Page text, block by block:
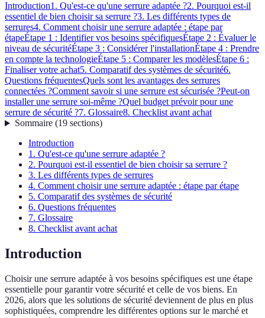
Introduction1. Qu'est-ce qu'une serrure adaptée ?2. Pourquoi est-il
essentiel de bien choisir sa serrure ?3. Les différents types de
serrures4. Comment choisir une serrure adaptée : étape par
étapeÉtape 1 : Identifier vos besoins spécifiquesÉtape 2 : Évaluer le
niveau de sécuritéÉtape 3 : Considérer l'installationÉtape 4 : Prendre
en compte la technologieÉtape 5 : Comparer les modèlesÉtape 6 :
Finaliser votre achat5. Comparatif des systèmes de sécurité6.
Questions fréquentesQuels sont les avantages des serrures
connectées ?Comment savoir si une serrure est sécurisée ?Peut-on
installer une serrure soi-même ?Quel budget prévoir pour une
serrure de sécurité ?7. Glossaire8. Checklist avant achat
Sommaire(19 sections)
Introduction
1. Qu'est-ce qu'une serrure adaptée ?
2. Pourquoi est-il essentiel de bien choisir sa serrure ?
3. Les différents types de serrures
4. Comment choisir une serrure adaptée : étape par étape
5. Comparatif des systèmes de sécurité
6. Questions fréquentes
7. Glossaire
8. Checklist avant achat
Introduction
Choisir une serrure adaptée à vos besoins spécifiques est une étape
essentielle pour garantir votre sécurité et celle de vos biens. En
2026, alors que les solutions de sécurité deviennent de plus en plus
sophistiquées, comprendre les différentes options sur le marché et